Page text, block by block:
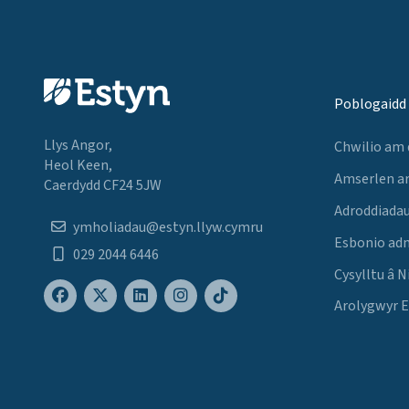
Llys Angor,
Heol Keen,
Caerdydd CF24 5JW
ymholiadau@estyn.llyw.cymru
029 2044 6446
Poblogaidd
Chwilio am
Amserlen
Esbonio
Cysylltu â Ni
Arolygwyr